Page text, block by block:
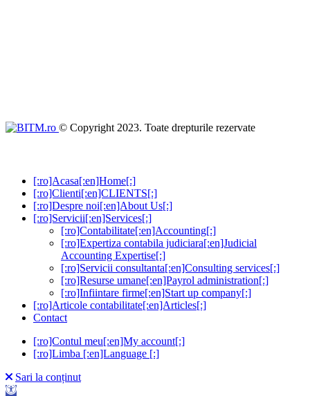
© Copyright 2023. Toate drepturile rezervate
[:ro]Acasa[:en]Home[:]
[:ro]Clienti[:en]CLIENTS[:]
[:ro]Despre noi[:en]About Us[:]
[:ro]Servicii[:en]Services[:]
[:ro]Contabilitate[:en]Accounting[:]
[:ro]Expertiza contabila judiciara[:en]Judicial
Accounting Expertise[:]
[:ro]Servicii consultanta[:en]Consulting services[:]
[:ro]Resurse umane[:en]Payrol administration[:]
[:ro]Infiintare firme[:en]Start up company[:]
[:ro]Articole contabilitate[:en]Articles[:]
Contact
[:ro]Contul meu[:en]My account[:]
[:ro]Limba [:en]Language [:]
Sari la conținut
Deschide bara de unelte